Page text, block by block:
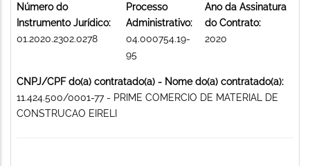
Número do
Instrumento Jurídico:
01.2020.2302.0278
Processo
Administrativo:
04.000754.19-
95
Ano da Assinatura
do Contrato:
2020
CNPJ/CPF do(a) contratado(a) - Nome do(a) contratado(a):
11.424.500/0001-77 - PRIME COMERCIO DE MATERIAL DE
CONSTRUCAO EIRELI